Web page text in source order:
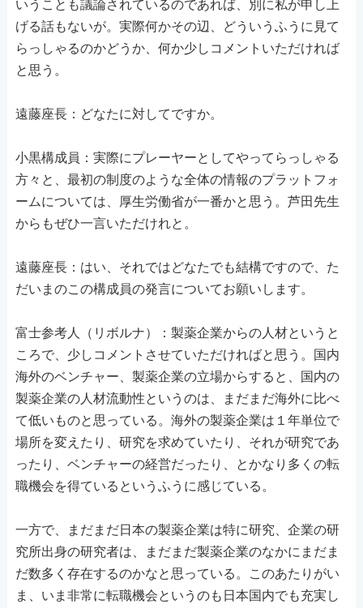
いうことも議論されているのであれば、別に私が申し上
げる話もないが。実際何かその辺、どういうふうに見て
らっしゃるのかどうか、何か少しコメントいただければ
と思う。
遠藤座長：どなたに対してですか。
小黒構成員：実際にプレーヤーとしてやってらっしゃる
方々と、最初の制度のような全体の情報のプラットフォ
ームについては、厚生労働省が一番かと思う。芦田先生
からもぜひ一言いただけれと。
遠藤座長：はい、それではどなたでも結構ですので、た
だいまのこの構成員の発言についてお願いします。
富士参考人（リボルナ）：製薬企業からの人材というと
ころで、少しコメントさせていただければと思う。国内
海外のベンチャー、製薬企業の立場からすると、国内の
製薬企業の人材流動性というのは、まだまだ海外に比べ
て低いものと思っている。海外の製薬企業は１年単位で
場所を変えたり、研究を求めていたり、それが研究であ
ったり、ベンチャーの経営だったり、とかなり多くの転
職機会を得ているというふうに感じている。
一方で、まだまだ日本の製薬企業は特に研究、企業の研
究所出身の研究者は、まだまだ製薬企業のなかにまだま
だ数多く存在するのかなと思っている。このあたりがい
ま、いま非常に転職機会というのも日本国内でも充実し